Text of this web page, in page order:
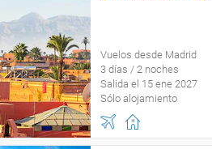
Vuelos desde Madrid
3 días / 2 noches
Salida el 15 ene 2027
Sólo alojamiento